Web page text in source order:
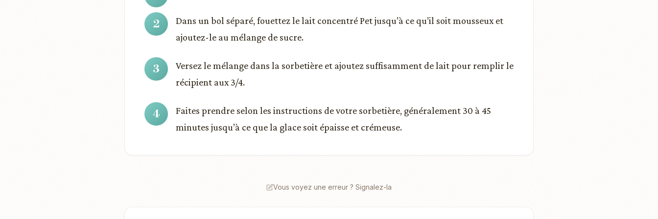
Dans un bol séparé, fouettez le lait concentré Pet jusqu’à ce qu’il soit mousseux et
ajoutez-le au mélange de sucre.
Versez le mélange dans la sorbetière et ajoutez suffisamment de lait pour remplir le
récipient aux 3/4.
Faites prendre selon les instructions de votre sorbetière, généralement 30 à 45
minutes jusqu’à ce que la glace soit épaisse et crémeuse.
Vous voyez une erreur ? Signalez-la